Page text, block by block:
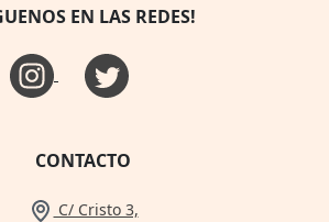
EN LAS REDES!
CONTACTO
C/ Cristo 3,